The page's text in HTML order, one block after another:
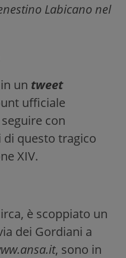
Labicano nel
un tweet
ufficiale
con
questo tragico
XIV.
è scoppiato un
dei Gordiani a
, sono in